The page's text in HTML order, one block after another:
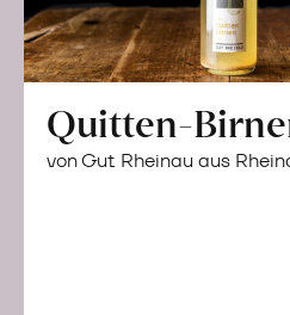
Quitten-
von Gut Rheinau aus